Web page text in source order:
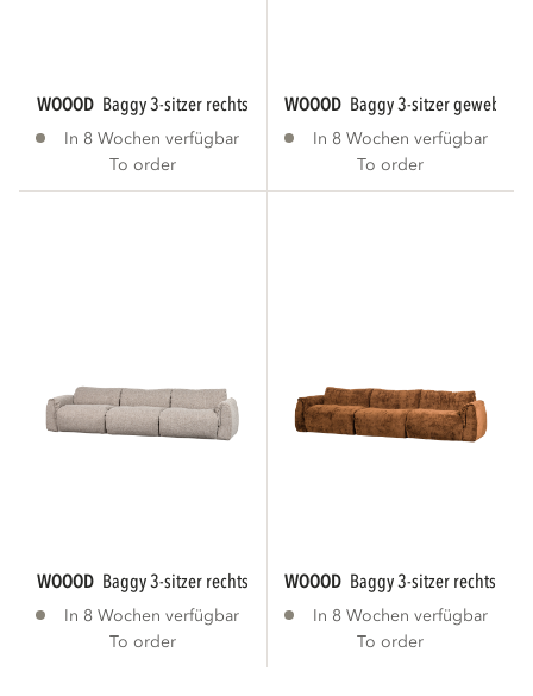
WOOOD baggy 3-sitzer rechts 3d chenille sand...
In 8 Wochen verfügbar
To order
WOOOD baggy 3-sitzer gewebte
In 8 Wochen verfügbar
To order
WOOOD baggy 3-sitzer rechts webstoff natur...
In 8 Wochen verfügbar
To order
WOOOD baggy 3-sitzer rechts 3d
In 8 Wochen verfügbar
To order